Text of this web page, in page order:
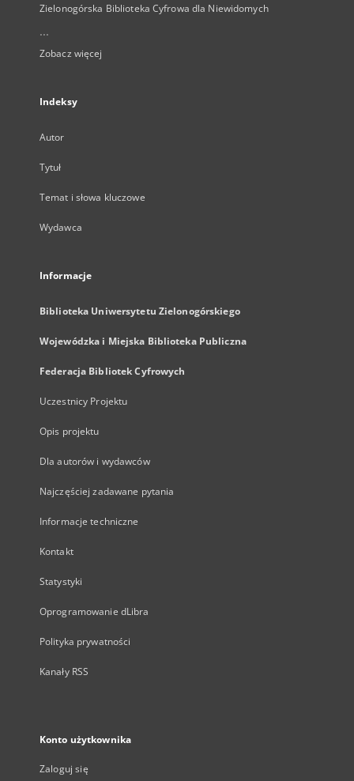
Zielonogórska Biblioteka Cyfrowa dla Niewidomych
...
Zobacz więcej
Indeksy
Autor
Tytuł
Temat i słowa kluczowe
Wydawca
Informacje
Biblioteka Uniwersytetu Zielonogórskiego
Wojewódzka i Miejska Biblioteka Publiczna
Federacja Bibliotek Cyfrowych
Uczestnicy Projektu
Opis projektu
Dla autorów i wydawców
Najczęściej zadawane pytania
Informacje techniczne
Kontakt
Statystyki
Oprogramowanie dLibra
Polityka prywatności
Kanały RSS
Konto użytkownika
Zaloguj się